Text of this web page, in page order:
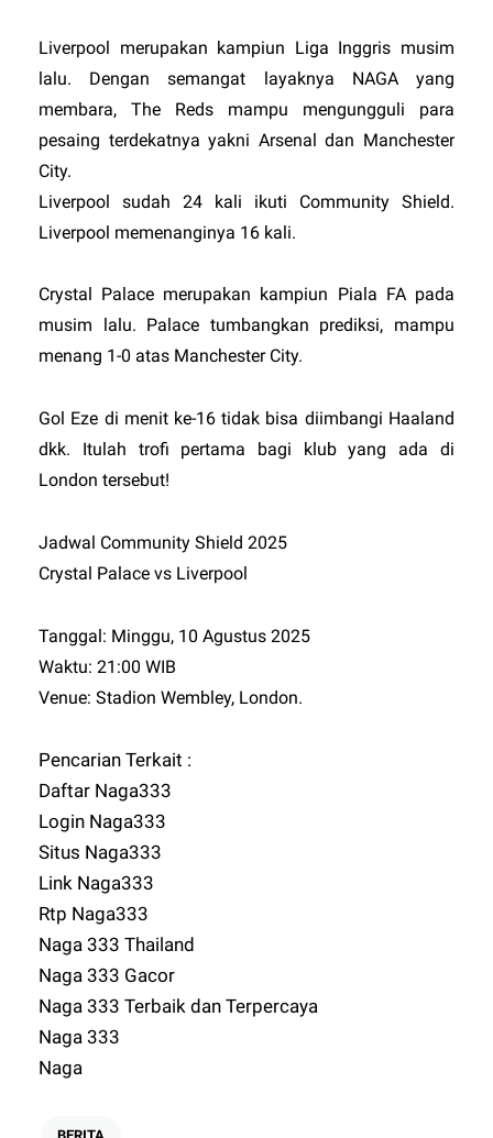
Liverpool merupakan kampiun Liga Inggris musim
lalu. Dengan semangat layaknya NAGAyang
membara, The Reds mampu mengungguli para
pesaing terdekatnya yakni Arsenal dan Manchester
City.
Liverpool sudah 24 kali ikuti Community Shield.
Liverpool memenanginya 16 kali.
Crystal Palace merupakan kampiun Piala FA pada
musim lalu. Palace tumbangkan prediksi, mampu
menang 1-0 atas Manchester City.
Gol Eze di menit ke-16 tidak bisa diimbangi Haaland
dkk. Itulah trofi pertama bagi klub yang ada di
London tersebut!
Jadwal Community Shield 2025
Crystal Palace vs Liverpool
Tanggal: Minggu, 10 Agustus 2025
Waktu: 21:00 WIB
Venue: Stadion Wembley, London.
Pencarian Terkait :
Daftar Naga333
Login Naga333
Situs Naga333
Link Naga333
Rtp Naga333
Naga 333 Thailand
Naga 333 Gacor
Naga 333 Terbaik dan Terpercaya
Naga 333
Naga